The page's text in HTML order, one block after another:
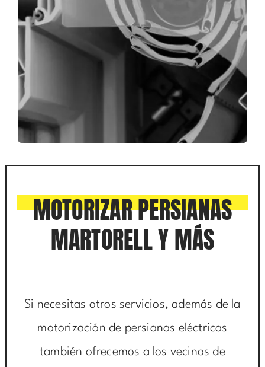
MOTORIZAR PERSIANAS
MARTORELL Y MÁS
Si necesitas otros servicios, además de la
motorización de persianas eléctricas
también ofrecemos a los vecinos de